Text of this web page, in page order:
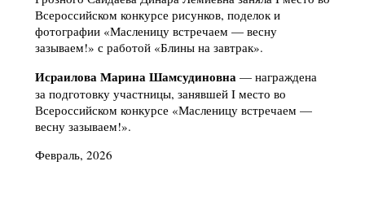
Всероссийском конкурсе рисунков, поделок и
фотографии «Масленицу встречаем — весну
зазываем!» с работой «Блины на завтрак».
Исраилова Марина Шамсудиновна— награждена
за подготовку участницы, занявшей I место во
Всероссийском конкурсе «Масленицу встречаем —
весну зазываем!».
Февраль, 2026